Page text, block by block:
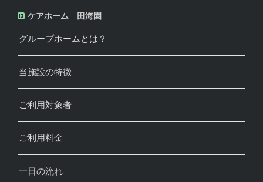
ケアホーム 田海園
グループホームとは？
当施設の特徴
ご利用対象者
ご利用料金
一日の流れ